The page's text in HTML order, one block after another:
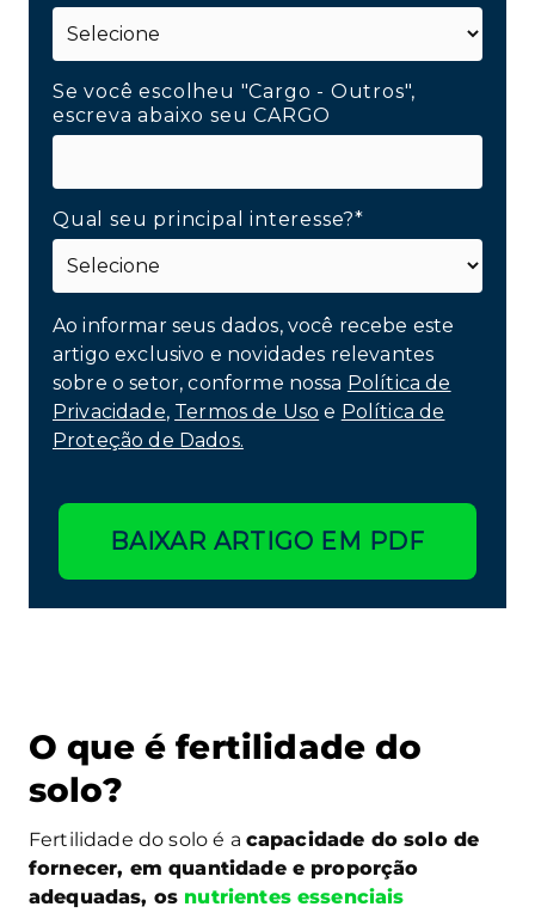
Se você escolheu "Cargo - Outros",
escreva abaixo seu CARGO
Qual seu principal interesse?*
Ao informar seus dados, você recebe este
artigo exclusivo e novidades relevantes
sobre o setor, conforme nossa Política de
Privacidade, Termos de Uso e Política de
Proteção de Dados.
BAIXAR ARTIGO EM PDF
O que é fertilidade do
solo?
Fertilidade do solo é a capacidade do solo de
fornecer, em quantidade e proporção
adequadas, os nutrientes essenciais